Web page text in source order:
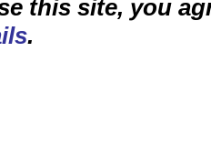
this site, you
.